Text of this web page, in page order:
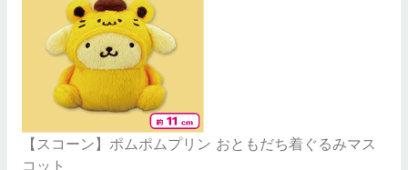
【スコーン】ポムポムプリン おともだち着ぐるみマス
コット